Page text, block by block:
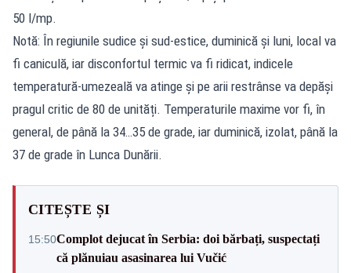
50 l/mp.
Notă: În regiunile sudice și sud-estice, duminică și luni, local va
fi caniculă, iar disconfortul termic va fi ridicat, indicele
temperatură-umezeală va atinge și pe arii restrânse va depăși
pragul critic de 80 de unități. Temperaturile maxime vor fi, în
general, de până la 34…35 de grade, iar duminică, izolat, până la
37 de grade în Lunca Dunării.
CITEȘTE ȘI
15:50Complot dejucat în Serbia: doi bărbați, suspectați
că plănuiau asasinarea lui Vučić